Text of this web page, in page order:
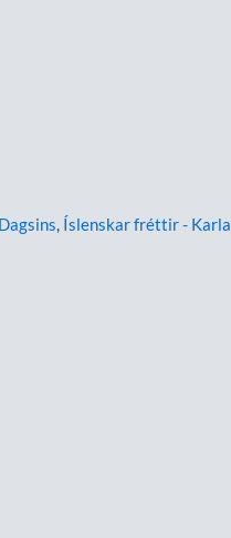
Dagsins, Íslenskar fréttir - Karla